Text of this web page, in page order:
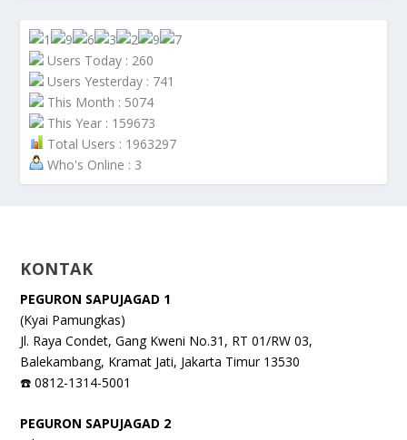
Users Today : 260
Users Yesterday : 741
This Month : 5074
This Year : 159673
Total Users : 1963297
Who's Online : 3
KONTAK
PEGURON SAPUJAGAD 1
(Kyai Pamungkas)
Jl. Raya Condet, Gang Kweni No.31, RT 01/RW 03,
Balekambang, Kramat Jati, Jakarta Timur 13530
☎️ 0812-1314-5001
PEGURON SAPUJAGAD 2